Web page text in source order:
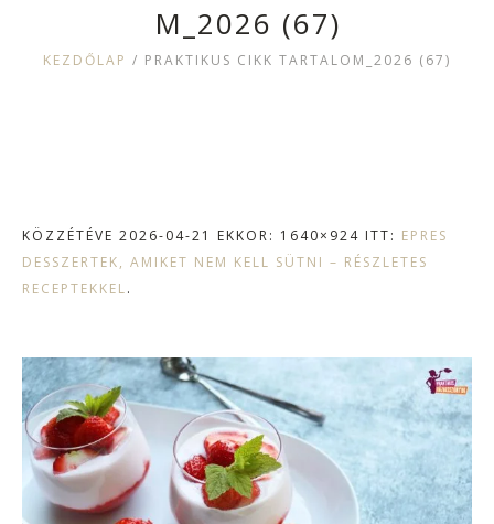
M_2026 (67)
KEZDŐLAP / PRAKTIKUS CIKK TARTALOM_2026 (67)
KÖZZÉTÉVE 2026-04-21 EKKOR: 1640×924 ITT: EPRES
DESSZERTEK, AMIKET NEM KELL SÜTNI – RÉSZLETES
RECEPTEKKEL.